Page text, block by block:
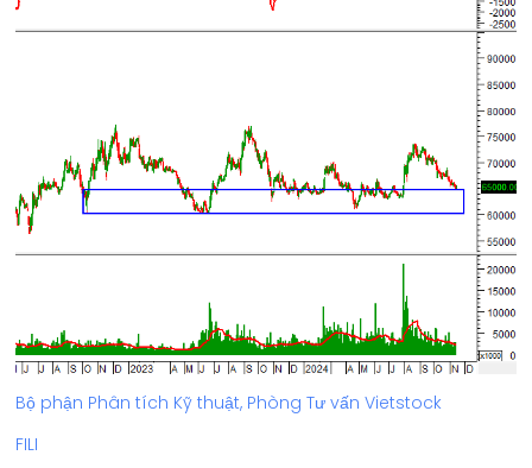
Bộ phận Phân tích Kỹ thuật, Phòng Tư vấn Vietstock
FILI